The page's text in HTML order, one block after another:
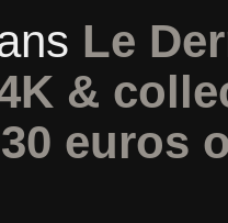
Le
&
euros